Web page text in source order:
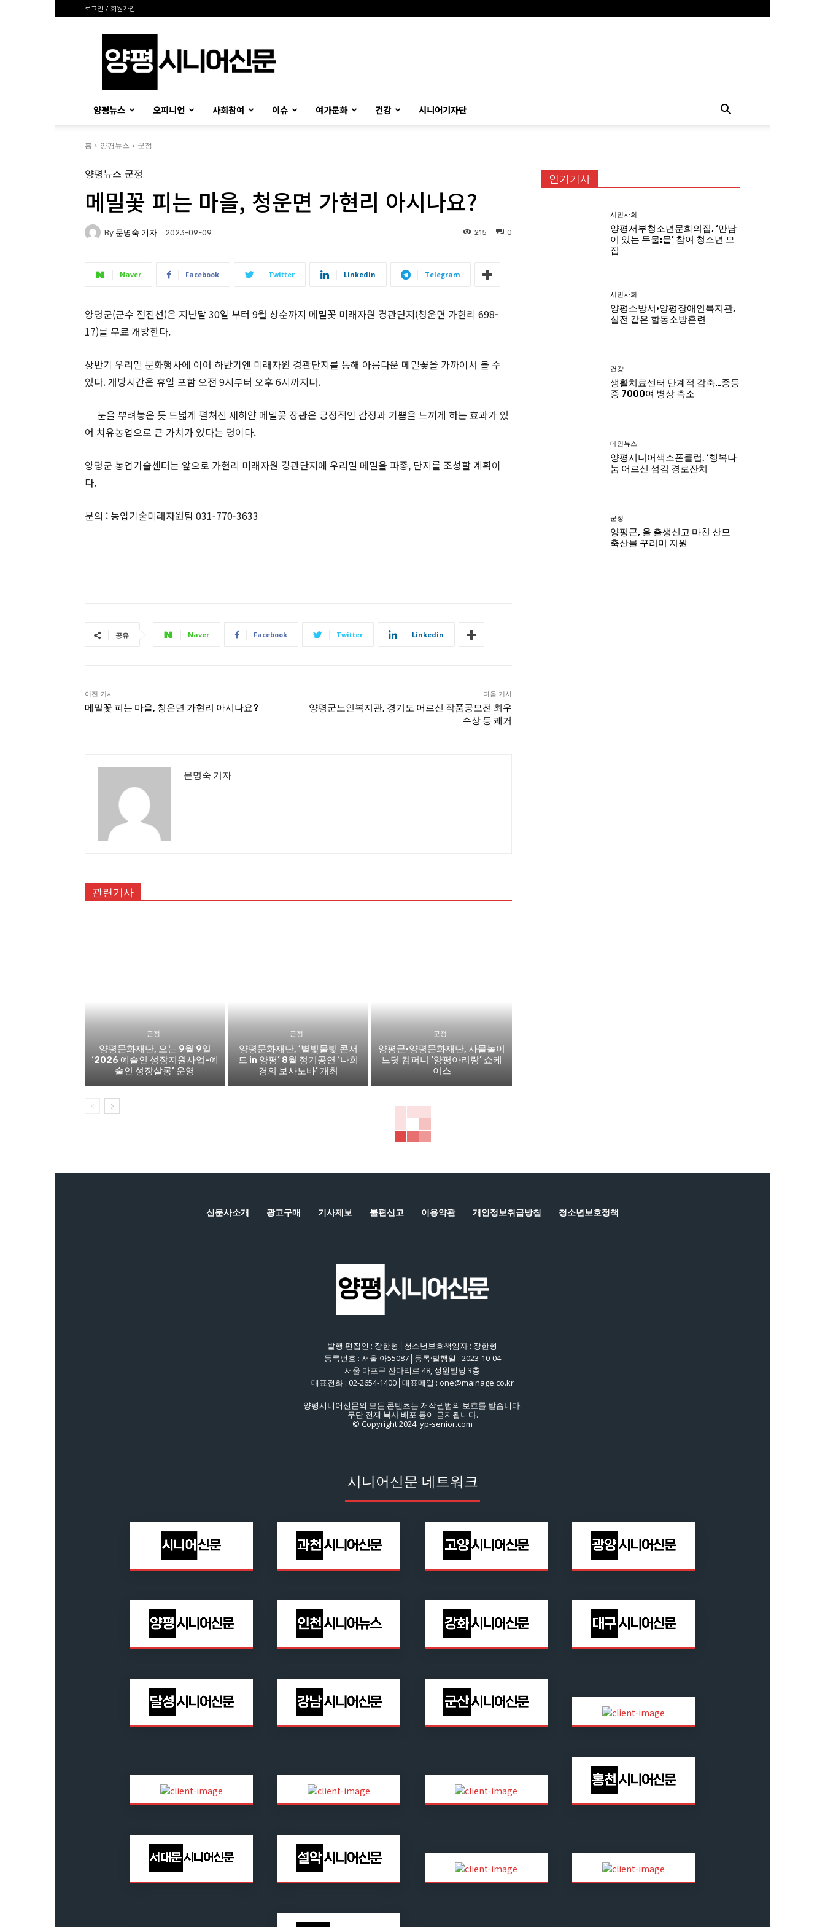
로그인 / 회원가입
시
양평뉴스 오피니언 사회참여 이슈 여가문화 건강 시니어기자단
홈 양평뉴스 군정
양평뉴스 군정
메밀꽃 피는 마을, 청운면 가현리 아시나요?
By 문명숙 기자 2023-09-09 0
215
Naver Facebook Twitter Linkedin Telegram
양평군(군수 전진선)은 지난달 30일 부터 9월 상순까지 메밀꽃 미래자원 경관단지(청운면 가현리 698-
17)를 무료 개방한다.
상반기 우리밀 문화행사에 이어 하반기엔 미래자원 경관단지를 통해 아름다운 메밀꽃을 가까이서 볼 수
있다. 개방시간은 휴일 포함 오전 9시부터 오후 6시까지다.
눈을 뿌려놓은 듯 드넓게 펼쳐진 새하얀 메밀꽃 장관은 긍정적인 감정과 기쁨을 느끼게 하는 효과가 있
어 치유농업으로 큰 가치가 있다는 평이다.
양평군 농업기술센터는 앞으로 가현리 미래자원 경관단지에 우리밀 메밀을 파종, 단지를 조성할 계획이
다.
문의 : 농업기술미래자원팀 031-770-3633
공유 Naver Facebook Twitter Linkedin
이전 기사
메밀꽃 피는 마을, 청운면 가현리 아시나요?
다음 기사
양평군노인복지관, 경기도 어르신 작품공모전 최우
수상 등 쾌거
문명숙 기자
관련기사
군정
양평문화재단, 오는 9월 9일
‘2026 예술인 성장지원사업-예
술인 성장살롱’ 운영
군정
양평문화재단, ‘별빛물빛 콘서
트 in 양평’ 8월 정기공연 ‘나희
경의 보사노바’ 개최
군정
양평군·양평문화재단, 사물놀이
느닷 컴퍼니 ‘양평아리랑’ 쇼케
이스
인기기사
시민사회
양평서부청소년문화의집, ‘만남
이 있는 두물:뭍’ 참여 청소년 모
집
시민사회
양평소방서·양평장애인복지관,
실전 같은 합동소방훈련
건강
생활치료센터 단계적 감축…중등
증 7000여 병상 축소
메인뉴스
양평시니어색소폰클럽, ‘행복나
눔 어르신 섬김 경로잔치
군정
양평군, 올 출생신고 마친 산모
축산물 꾸러미 지원
신문사소개 광고구매 기사제보 불편신고 이용약관 개인정보취급방침 청소년보호정책
발행·편집인 : 장한형│청소년보호책임자 : 장한형
등록번호 : 서울 아55087│등록·발행일 : 2023-10-04
서울 마포구 잔다리로 48, 정원빌딩 3층
대표전화 : 02-2654-1400│대표메일 : one@mainage.co.kr
양평시니어신문의 모든 콘텐츠는 저작권법의 보호를 받습니다.
무단 전재·복사·배포 등이 금지됩니다.
© Copyright 2024. yp-senior.com
시니어신문 네트워크